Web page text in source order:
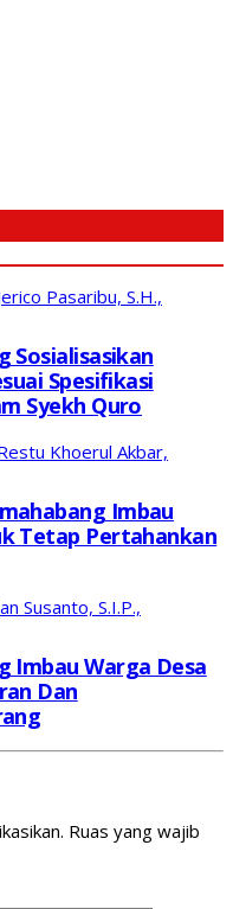
Pasaribu, S.H.,
Sosialisasikan
Spesifikasi
Syekh Quro
Khoerul Akbar,
Imbau
Tetap Pertahankan
Susanto, S.I.P.,
Imbau Warga Desa
Dan
Ruas yang wajib